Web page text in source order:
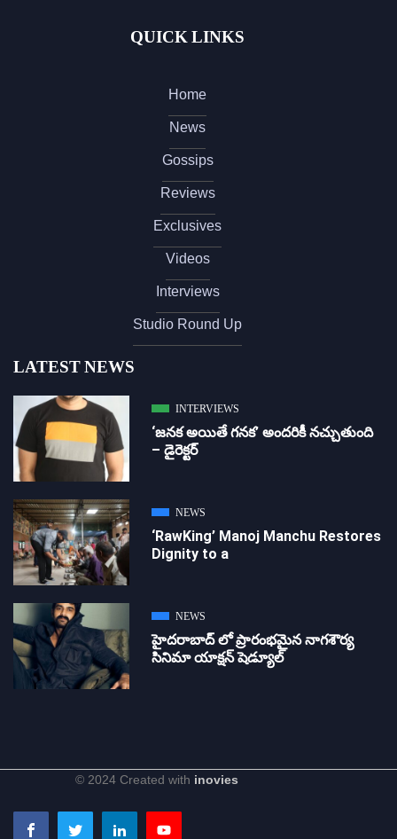
QUICK LINKS
Home
News
Gossips
Reviews
Exclusives
Videos
Interviews
Studio Round Up
LATEST NEWS
INTERVIEWS
‘జ‌న‌క అయితే గ‌న‌క‌’ అందరికీ నచ్చుతుంది
– డైరెక్ట‌ర్
NEWS
‘RawKing’ Manoj Manchu Restores
Dignity to a
NEWS
హైదరాబాద్ లో ప్రారంభమైన నాగశౌర్య
సినిమా యాక్షన్ షెడ్యూల్
© 2024 Created with inovies